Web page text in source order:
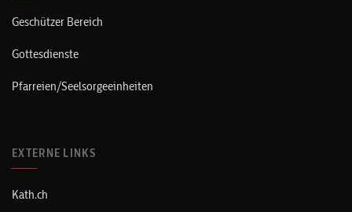
Geschützer Bereich
Gottesdienste
Pfarreien/Seelsorgeeinheiten
EXTERNE LINKS
Kath.ch